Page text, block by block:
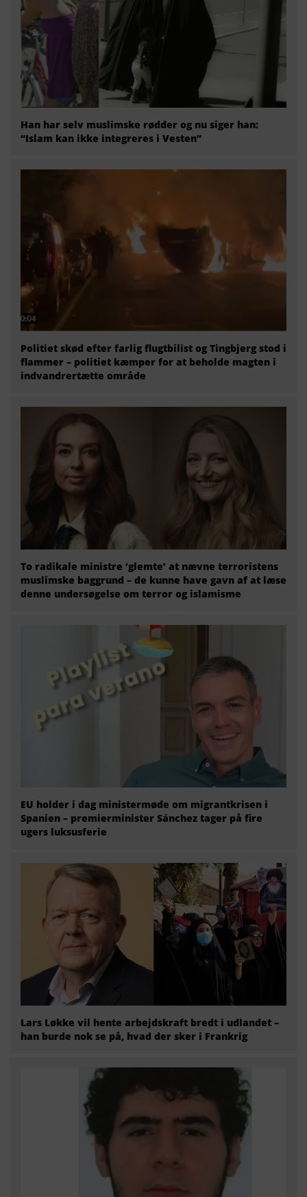
Han har selv muslimske rødder og nu siger han:
“Islam kan ikke integreres i Vesten”
Politiet skød efter farlig flugtbilist og Tingbjerg stod i
flammer – politiet kæmper for at beholde magten i
indvandrertætte område
To radikale ministre ‘glemte’ at nævne terroristens
muslimske baggrund – de kunne have gavn af at læse
denne undersøgelse om terror og islamisme
EU holder i dag ministermøde om migrantkrisen i
Spanien – premierminister Sánchez tager på fire
ugers luksusferie
Lars Løkke vil hente arbejdskraft bredt i udlandet –
han burde nok se på, hvad der sker i Frankrig